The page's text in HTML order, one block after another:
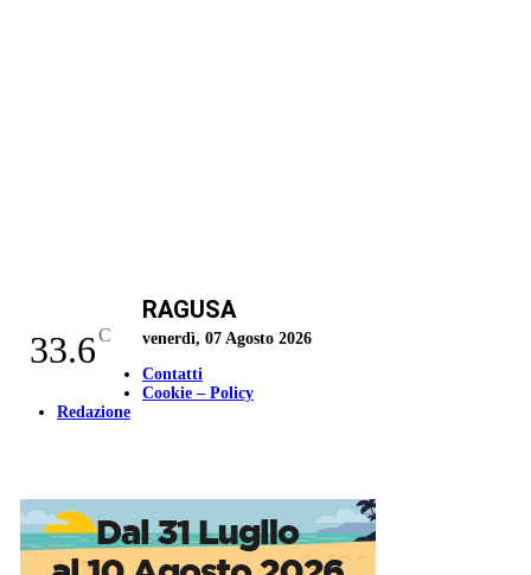
33.6C
RAGUSA
venerdì, 07 Agosto 2026
Contatti
Cookie – Policy
Redazione